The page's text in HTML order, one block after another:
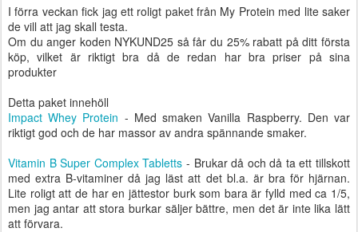
I förra veckan fick jag ett roligt paket från My Protein med lite saker
de vill att jag skall testa.
Om du anger koden NYKUND25 så får du 25% rabatt på ditt första
köp, vilket är riktigt bra då de redan har bra priser på sina
produkter
Detta paket innehöll
Impact Whey Protein - Med smaken Vanilla Raspberry. Den var
riktigt god och de har massor av andra spännande smaker.
Vitamin B Super Complex Tabletts - Brukar då och då ta ett tillskott
med extra B-vitaminer då jag läst att det bl.a. är bra för hjärnan.
Lite roligt att de har en jättestor burk som bara är fylld med ca 1/5,
men jag antar att stora burkar säljer bättre, men det är inte lika lätt
att förvara.